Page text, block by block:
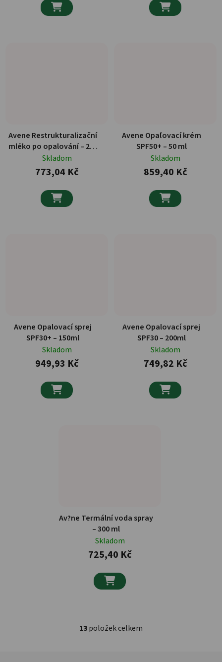
 
Avene Restrukturalizační
mléko po opalování – 200
ml
Skladom
773,04 Kč

Avene Opaľovací krém
SPF50+ – 50 ml
Skladom
859,40 Kč

Avene Opalovací sprej
SPF30+ – 150ml
Skladom
949,93 Kč

Avene Opalovací sprej
SPF30 – 200ml
Skladom
749,82 Kč

Av?ne Termální voda spray
– 300 ml
Skladom
725,40 Kč

Ovládací prvky výpisu
13položek celkem